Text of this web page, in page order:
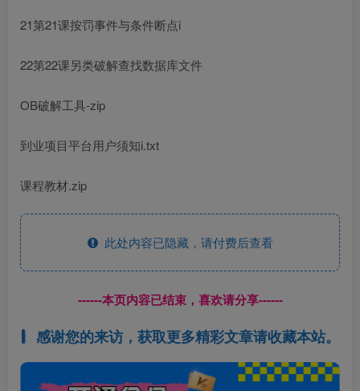
21第21课按罚事件与条件断点i
22第22课另类破解查找数据库文件
OB破解工具-zip
到业项目平台用户须知i.txt
课程教材.zip
此处内容已隐藏，请付费后查看
------本页内容已结束，喜欢请分享------
感谢您的来访，获取更多精彩文章请收藏本站。